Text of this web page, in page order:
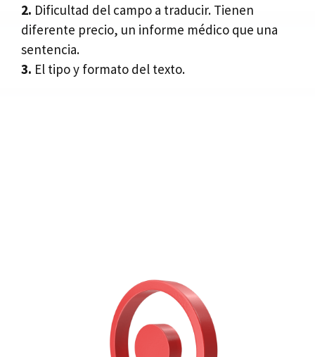
2. Dificultad del campo a traducir. Tienen
diferente precio, un informe médico que una
sentencia.
3. El tipo y formato del texto.